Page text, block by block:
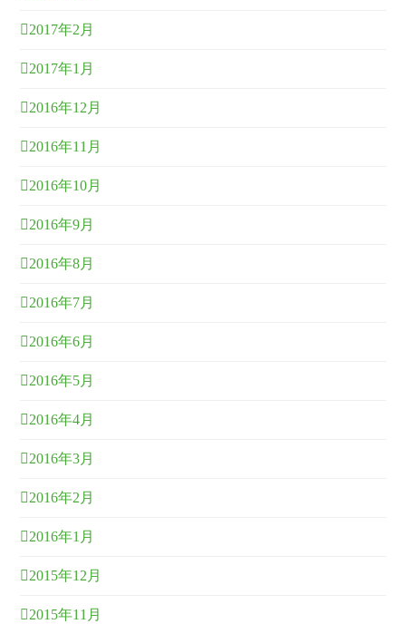
2017年2月
2017年1月
2016年12月
2016年11月
2016年10月
2016年9月
2016年8月
2016年7月
2016年6月
2016年5月
2016年4月
2016年3月
2016年2月
2016年1月
2015年12月
2015年11月